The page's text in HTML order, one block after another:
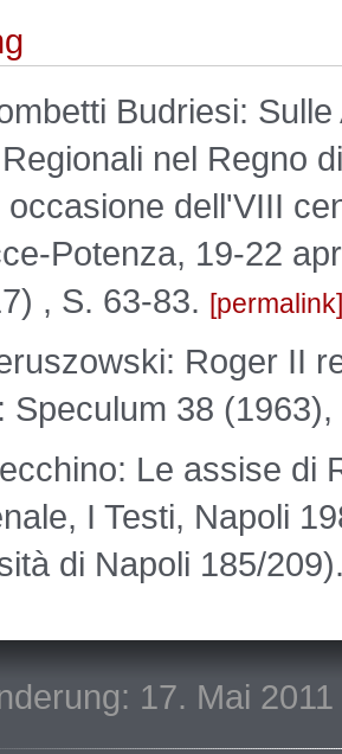
Budriesi:
nel Regno
occasione dell'VIII
Potenza, 19-22
, S. 63-83.
permalink
Roger II
Speculum 38
Le assise di
I Testi, Napoli
di Napoli 185/
17. Mai